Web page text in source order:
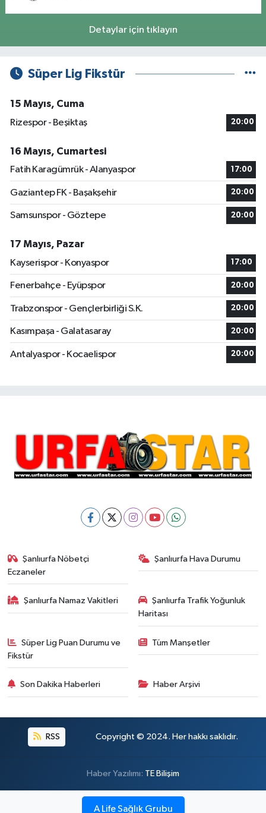
Detaylar için tıklayın
Süper Lig Fikstür
15 Mayıs, Cuma
Rizespor - Beşiktaş
20:00
16 Mayıs, Cumartesi
Fatih Karagümrük - Alanyaspor
17:00
Gaziantep FK - Başakşehir 20:00
Samsunspor - Göztepe 20:00
17 Mayıs, Pazar
Kayserispor - Konyaspor
17:00
Fenerbahçe - Eyüpspor 20:00
Trabzonspor - Gençlerbirliği S.K. 20:00
Kasımpaşa - Galatasaray 20:00
Antalyaspor - Kocaelispor 20:00
Şanlıurfa Nöbetçi
Eczaneler
Şanlıurfa Hava Durumu
Şanlıurfa Namaz Vakitleri
Şanlıurfa Trafik Yoğunluk
Haritası
Süper Lig Puan Durumu ve
Fikstür
Tüm Manşetler
Son Dakika Haberleri Haber Arşivi
RSS Copyright © 2024. Her hakkı saklıdır.
Haber Yazılımı: TE Bilişim
A Life Sağlık Grubu